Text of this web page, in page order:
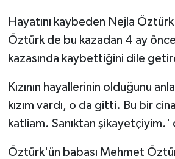
Hayatını kaybeden Nejla
Öztürk de bu kazadan 4 ay
kazasında kaybettiğini dile
Kızının hayallerinin olduğunu
kızım vardı, o da gitti. Bu bir
katliam. Sanıktan şikayetçiyim.'
Öztürk'ün babası Mehmet